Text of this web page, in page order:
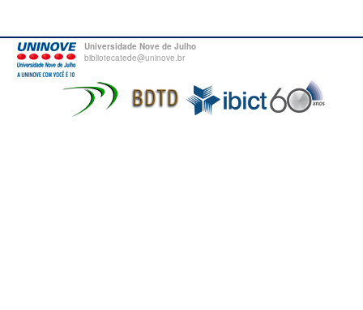
Universidade Nove de Julho
bibliotecatede@uninove.br